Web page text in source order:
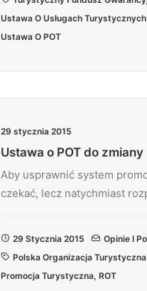
Ustawa O Usługach Turystycznych
Ustawa O POT
29 stycznia 2015
Ustawa o POT do
Aby usprawnić system
czekać, lecz natychmiast
29 Stycznia 2015
Opinie I
Polska Organizacja Turystyczna
Promocja Turystyczna, ROT